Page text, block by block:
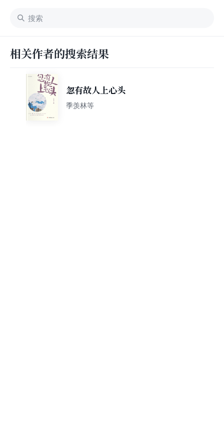
相关作者的搜索结果
忽有故人上心头
季羡林等